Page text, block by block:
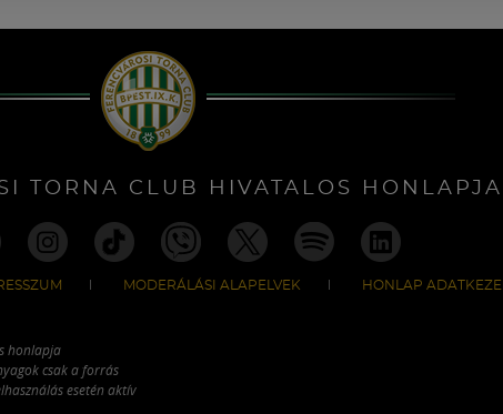
TORNA CLUB HIVATALOS HONLAPJA
MODERÁLÁSI ALAPELVEK HONLAP
honlapja
csak a forrás
esetén aktív